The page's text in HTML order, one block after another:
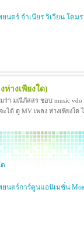
นตร์ จำเนียร วิเวียน โตมร
ห่างเพียงใด)
ร่า มณีภัสสร ชอบ music
ได้ ดู MV เพลง ห่างเพียงใ
ยนตร์การ์ตูนแอนิเมชั่น